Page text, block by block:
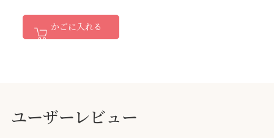
かごに入れる
ユーザーレビュー